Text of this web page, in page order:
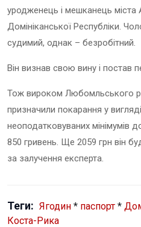
уродженець і мешканець міста
Домініканської Республіки.
судимий, однак – безробітний.
Він визнав свою вину і постав
Тож вироком Любомльського
призначили покарання у
неоподатковуваних мінімумів
850 гривень. Ще 2059 грн він
за залучення експерта.
Теги: Ягодин * паспорт *
Коста-Рика